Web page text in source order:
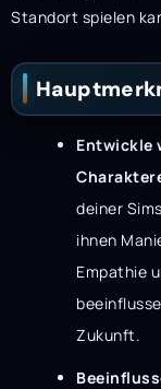
Standort spielen
Entwickle
deiner
ihnen
Empathie
Zukunft.